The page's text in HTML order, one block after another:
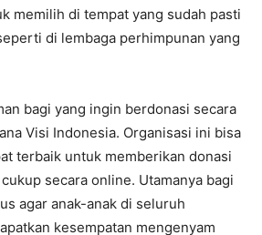
memilih di tempat yang sudah pasti
di lembaga perhimpunan yang
bagi yang ingin berdonasi secara
Visi Indonesia. Organisasi ini bisa
terbaik untuk memberikan donasi
secara online. Utamanya bagi
agar anak-anak di seluruh
kesempatan mengenyam